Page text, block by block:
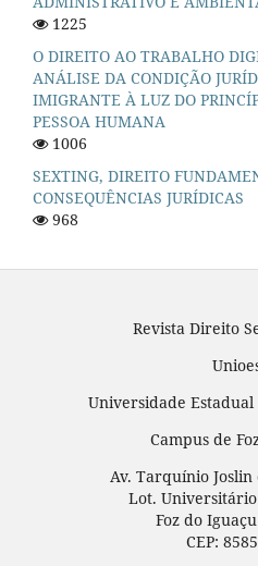
1225
O DIREITO AO TRABALHO
ANÁLISE DA CONDIÇÃO
IMIGRANTE À LUZ DO
PESSOA HUMANA
1006
SEXTING, DIREITO
CONSEQUÊNCIAS JURÍDICAS
968
Revista Direito
Universidade Estadual
Campus de
Av. Tarquínio Joslin
Lot.
Foz do
CEP: